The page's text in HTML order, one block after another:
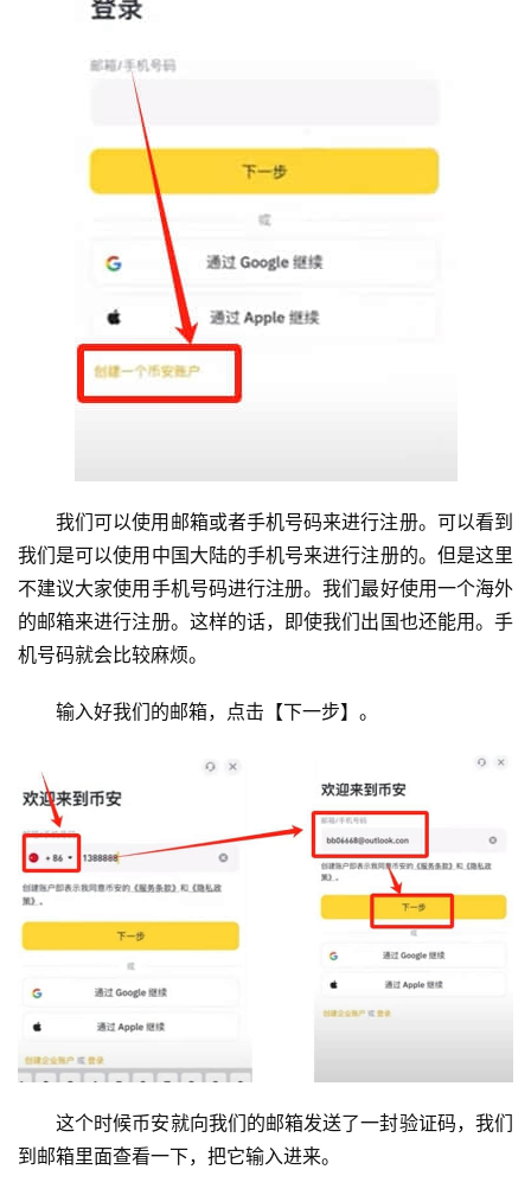
我们可以使用邮箱或者手机号码来进行注册。可以看到
我们是可以使用中国大陆的手机号来进行注册的。但是这里
不建议大家使用手机号码进行注册。我们最好使用一个海外
的邮箱来进行注册。这样的话，即使我们出国也还能用。手
机号码就会比较麻烦。
输入好我们的邮箱，点击【下一步】。
这个时候币安就向我们的邮箱发送了一封验证码，我们
到邮箱里面查看一下，把它输入进来。